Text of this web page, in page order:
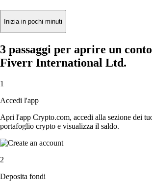
Inizia in pochi minuti
3 passaggi per aprire un
Fiverr International Ltd.
1
Accedi l'app
Apri l'app Crypto.com, accedi alla sezione dei
portafoglio crypto e visualizza il saldo.
2
Deposita fondi